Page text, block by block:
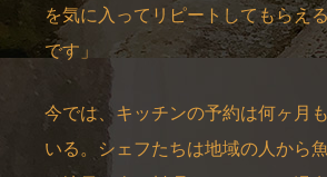
を気に入ってリピートしてもらえ
です」
今では、キッチンの予約は何ヶ月
いる。シェフたちは地域の人から